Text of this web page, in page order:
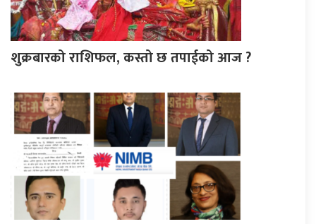
शुक्रबारको राशिफल, कस्तो छ तपाईको आज ?